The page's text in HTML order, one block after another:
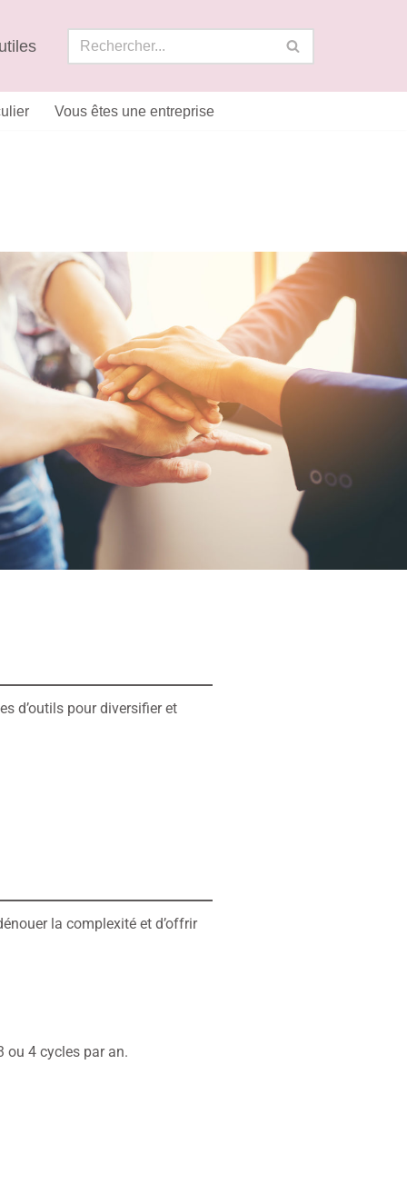
Vous êtes une entreprise
d’outils pour diversifier et
la complexité et d’offrir
ou 4 cycles par an.